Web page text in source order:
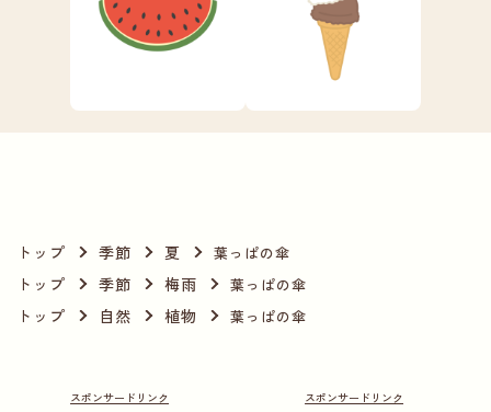
トップ 季節 夏 葉っぱの傘
トップ 季節 梅雨 葉っぱの傘
トップ 自然 植物 葉っぱの傘